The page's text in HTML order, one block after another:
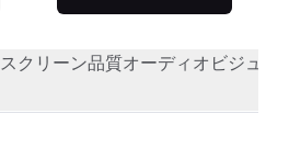
スクリーン品質オーディオビジュア